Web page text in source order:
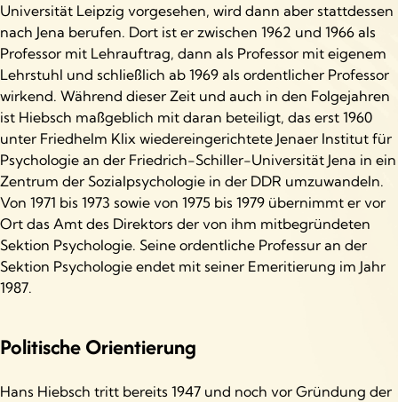
Universität Leipzig vorgesehen, wird dann aber stattdessen
nach Jena berufen. Dort ist er zwischen 1962 und 1966 als
Professor mit Lehrauftrag, dann als Professor mit eigenem
Lehrstuhl und schließlich ab 1969 als ordentlicher Professor
wirkend. Während dieser Zeit und auch in den Folgejahren
ist Hiebsch maßgeblich mit daran beteiligt, das erst 1960
unter Friedhelm Klix wiedereingerichtete Jenaer Institut für
Psychologie an der Friedrich-Schiller-Universität Jena in ein
Zentrum der Sozialpsychologie in der DDR umzuwandeln.
Von 1971 bis 1973 sowie von 1975 bis 1979 übernimmt er vor
Ort das Amt des Direktors der von ihm mitbegründeten
Sektion Psychologie. Seine ordentliche Professur an der
Sektion Psychologie endet mit seiner Emeritierung im Jahr
1987.
Politische Orientierung
Hans Hiebsch tritt bereits 1947 und noch vor Gründung der